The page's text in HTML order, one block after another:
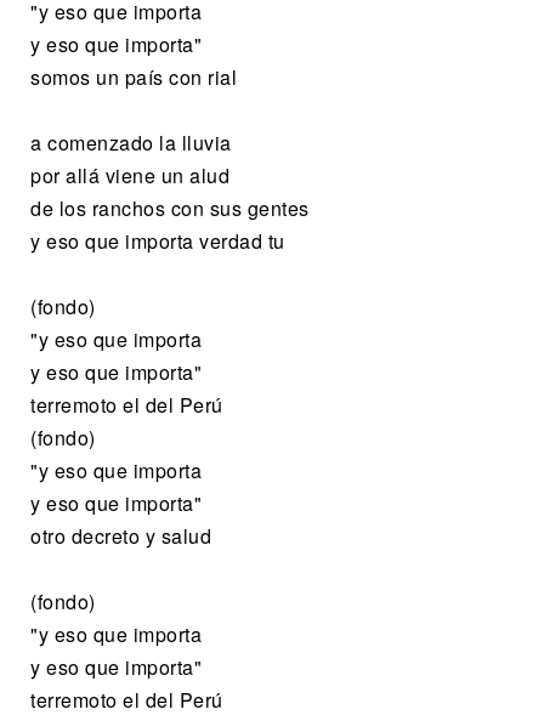
"y eso que importa
y eso que importa"
somos un país con rial
a comenzado la lluvia
por allá viene un alud
de los ranchos con sus gentes
y eso que importa verdad tu
(fondo)
"y eso que importa
y eso que importa"
terremoto el del Perú
(fondo)
"y eso que importa
y eso que importa"
otro decreto y salud
(fondo)
"y eso que importa
y eso que importa"
terremoto el del Perú